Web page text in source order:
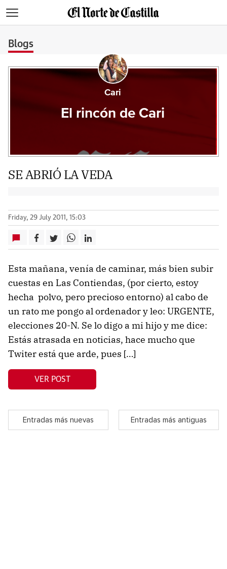
Blogs
Cari
El rincón de Cari
SE ABRIÓ LA VEDA
Friday, 29 July 2011, 15:03
Esta mañana, venía de caminar, más bien subir
cuestas en Las Contiendas, (por cierto, estoy
hecha polvo, pero precioso entorno) al cabo de
un rato me pongo al ordenador y leo: URGENTE,
elecciones 20-N. Se lo digo a mi hijo y me dice:
Estás atrasada en noticias, hace mucho que
Twiter está que arde, pues […]
VER POST
Entradas más nuevas Entradas más antiguas